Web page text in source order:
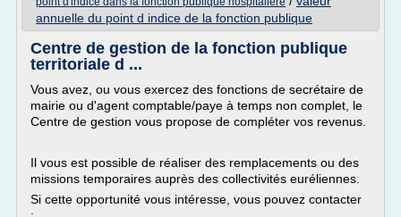
annuelle du point d indice de la fonction publique
Centre de gestion de la fonction publique
territoriale d ...
Vous avez, ou vous exercez des fonctions de secrétaire de
mairie ou d'agent comptable/paye à temps non complet, le
Centre de gestion vous propose de compléter vos revenus.
Il vous est possible de réaliser des remplacements ou des
missions temporaires auprès des collectivités euréliennes.
Si cette opportunité vous intéresse, vous pouvez contacter